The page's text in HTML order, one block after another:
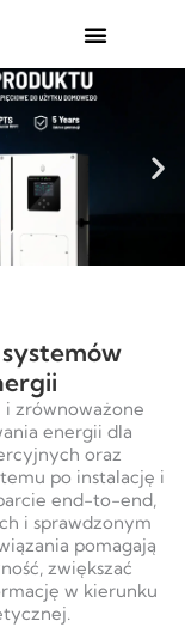
i zrównoważone
energii dla
oraz
po instalację i
end-to-end,
i sprawdzonym
pomagają
zwiększać
w kierunku